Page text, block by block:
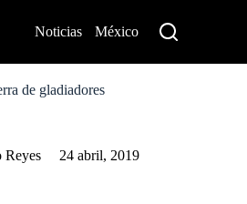
Noticias México
de gladiadores
Reyes 24 abril, 2019